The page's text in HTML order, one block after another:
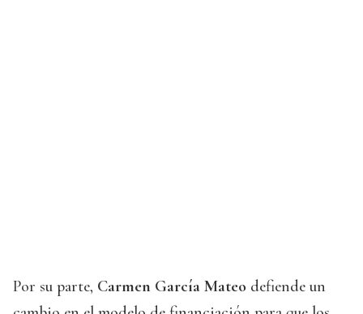
Por su parte, Carmen García Mateo defiende un